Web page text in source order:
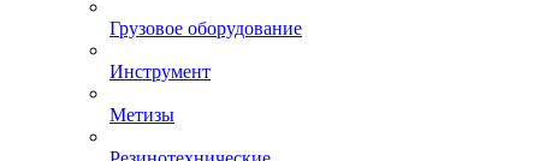
Грузовое оборудование
Инструмент
Метизы